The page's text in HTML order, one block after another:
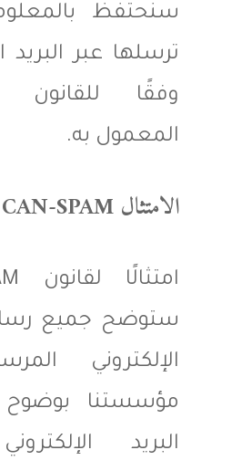
سنحتفظ
ترسلها عبر البريد
وفقًا للقانون
المعمول به.
الامتثال CAN-SPAM
ستوضح جميع
الإلكتروني
مؤسستنا
البريد